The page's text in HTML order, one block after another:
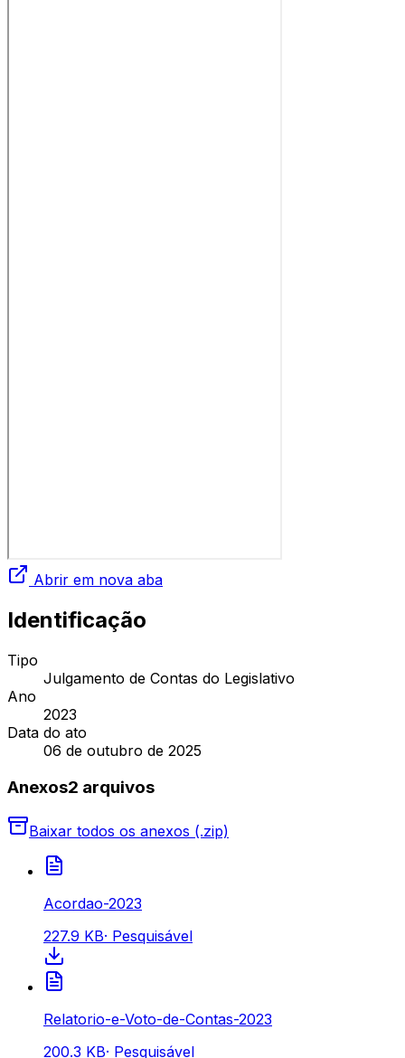
Abrir em nova aba
Identificação
Tipo
Julgamento de Contas do Legislativo
Ano
2023
Data do ato
06 de outubro de 2025
Anexos2 arquivos
Baixar todos os anexos (.zip)
Acordao-2023
227.9 KB· Pesquisável
Relatorio-e-Voto-de-Contas-2023
200.3 KB· Pesquisável